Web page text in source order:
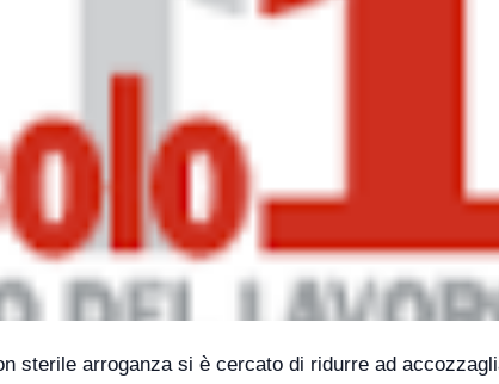
sterile arroganza si è cercato di ridurre ad